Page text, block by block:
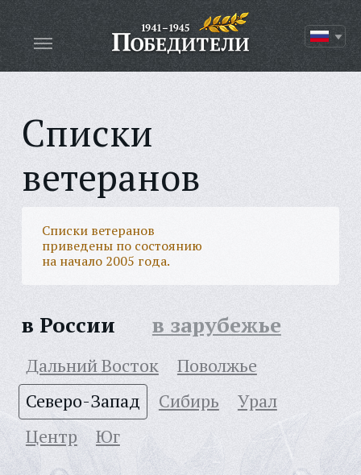
Списки
ветеранов
Списки ветеранов
приведены по состоянию
на начало 2005 года.
в России в зарубежье
Дальний Восток
Поволжье
Северо-Запад
Сибирь
Урал
Центр
Юг